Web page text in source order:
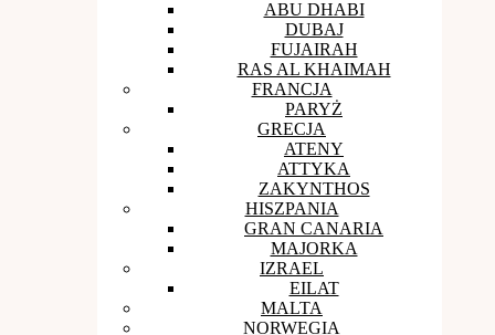
ABU DHABI
DUBAJ
FUJAIRAH
RAS AL KHAIMAH
FRANCJA
PARYŻ
GRECJA
ATENY
ATTYKA
ZAKYNTHOS
HISZPANIA
GRAN CANARIA
MAJORKA
IZRAEL
EILAT
MALTA
NORWEGIA